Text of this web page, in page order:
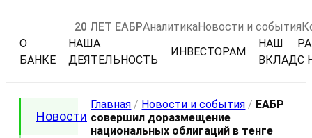
20 ЛЕТ ЕАБРАналитикаНовости и события
О
БАНКЕ
НАША
ДЕЯТЕЛЬНОСТЬ
ИНВЕСТОРАМ
НАШ
ВКЛАДС
Новости
Главная / Новости и события / ЕАБР
совершил доразмещение
национальных облигаций в тенге